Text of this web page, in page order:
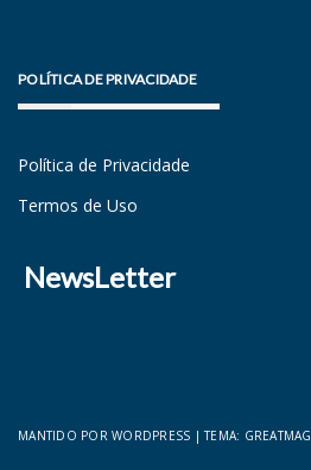
POLÍTICA DE PRIVACIDADE
Política de Privacidade
Termos de Uso
NewsLetter
MANTIDO POR WORDPRESS |TEMA: GREATMAG